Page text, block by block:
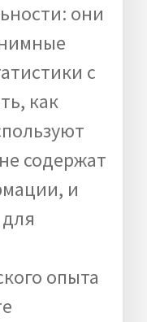
они
с
как
содержат
и
опыта